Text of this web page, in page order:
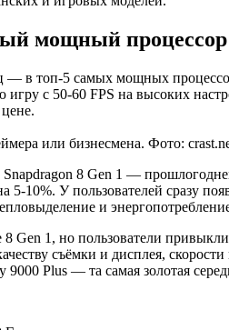
мощный процессор
— в топ-5 самых мощных
игру с 50-60 FPS на высоких
или бизнесмена. Фото:
8 Gen 1 —
5-10%. У пользователей сразу
и
Gen 1, но пользователи
съёмки и дисплея,
9000 Plus — та самая золотая